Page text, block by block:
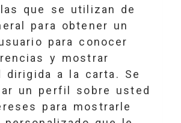
que se utilizan de
para obtener un
para conocer
y mostrar
dirigida a la carta. Se
un perfil sobre usted
para mostrarle